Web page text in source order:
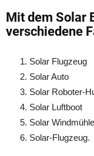
Mit dem Solar
verschiedene
Solar Flugzeug
Solar Auto
Solar Roboter-
Solar Luftboot
Solar
Solar-Flugzeug.